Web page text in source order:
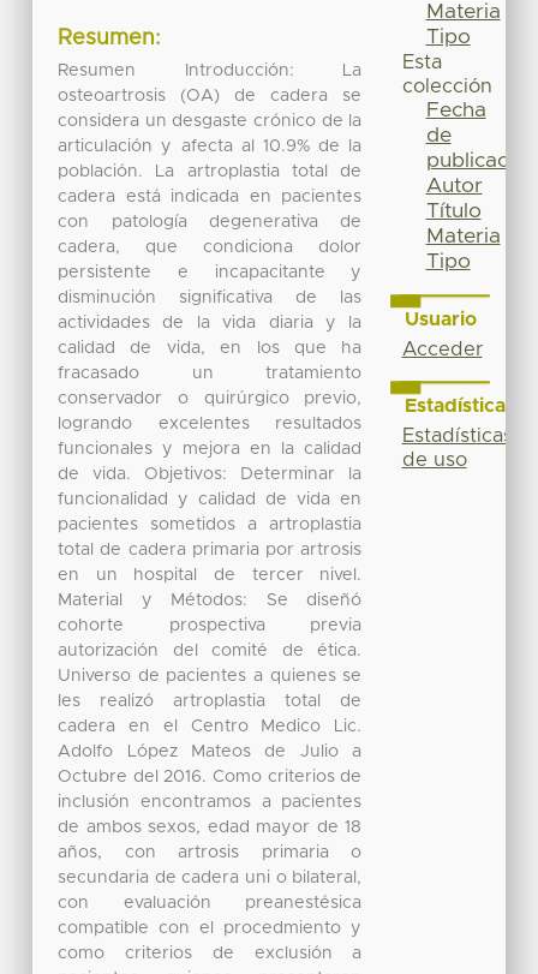
Resumen:
Resumen Introducción: La
osteoartrosis (OA) de cadera se
considera un desgaste crónico de la
articulación y afecta al 10.9% de la
población. La artroplastia total de
cadera está indicada en pacientes
con patología degenerativa de
cadera, que condiciona dolor
persistente e incapacitante y
disminución significativa de las
actividades de la vida diaria y la
calidad de vida, en los que ha
fracasado un tratamiento
conservador o quirúrgico previo,
logrando excelentes resultados
funcionales y mejora en la calidad
de vida. Objetivos: Determinar la
funcionalidad y calidad de vida en
pacientes sometidos a artroplastia
total de cadera primaria por artrosis
en un hospital de tercer nivel.
Material y Métodos: Se diseñó
cohorte prospectiva previa
autorización del comité de ética.
Universo de pacientes a quienes se
les realizó artroplastia total de
cadera en el Centro Medico Lic.
Adolfo López Mateos de Julio a
Octubre del 2016. Como criterios de
inclusión encontramos a pacientes
de ambos sexos, edad mayor de 18
años, con artrosis primaria o
secundaria de cadera uni o bilateral,
con evaluación preanestésica
compatible con el procedmiento y
como criterios de exclusión a
Materia
Tipo
Esta
colección
Fecha
de
publicación
Autor
Título
Materia
Tipo
Usuario
Acceder
Estadísticas
Estadísticas
de uso